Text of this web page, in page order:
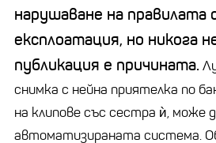
нарушаване на правилата
експлоатация, но никога
публикация е причината.
снимка с нейна приятелка по
на клипове със сестра ѝ, може
автоматизираната система.